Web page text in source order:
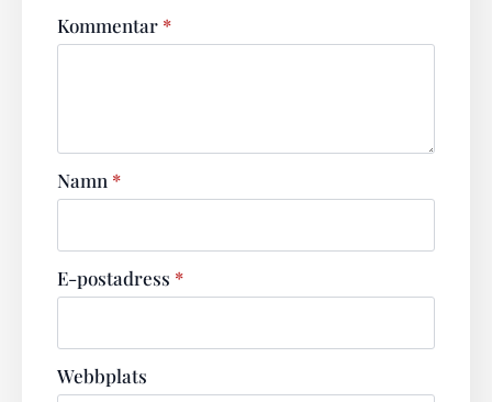
Kommentar *
Namn *
E-postadress *
Webbplats